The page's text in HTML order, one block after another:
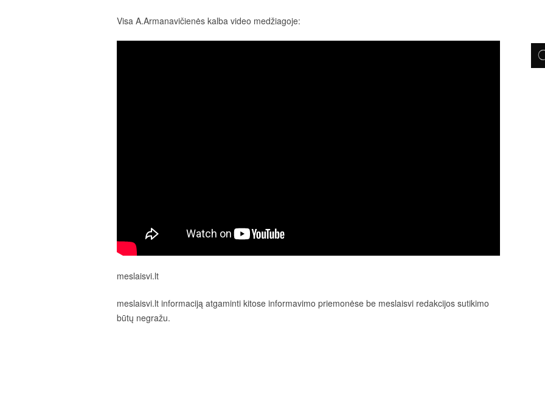
Visa A.Armanavičienės kalba video medžiagoje:
meslaisvi.lt
meslaisvi.lt informaciją atgaminti kitose informavimo priemonėse be meslaisvi redakcijos sutikimo
būtų negražu.